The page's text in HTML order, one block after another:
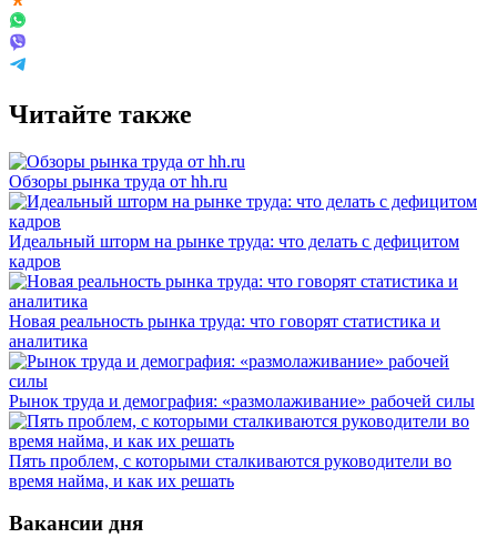
Читайте также
Обзоры рынка труда от hh.ru
Идеальный шторм на рынке труда: что делать с дефицитом
кадров
Новая реальность рынка труда: что говорят статистика и
аналитика
Рынок труда и демография: «размолаживание» рабочей силы
Пять проблем, с которыми сталкиваются руководители во
время найма, и как их решать
Вакансии дня